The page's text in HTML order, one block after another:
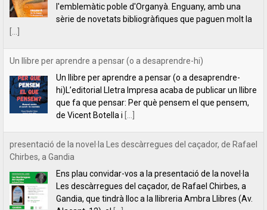
que fa que pensar: Per què pensem el que pensem,
de Vicent Botella i[...]
presentació de la novel·la Les descàrregues del caçador, de Rafael
Chirbes, a Gandia
Ens plau convidar-vos a la presentació de la novel·la
Les descàrregues del caçador, de Rafael Chirbes, a
Gandia, que tindrà lloc a la llibreria Ambra Llibres (Av.
Alacant, 12), el [...]
INDILLETRES 2023. CRÒNICA.
És el quart any que anem a l’Indilletres, la Fira del
Llibre d’Editorials Independents de la Bisbal
d’Empordà. Una cita literària que ens encanta i que,
per nosaltres, és com[...]